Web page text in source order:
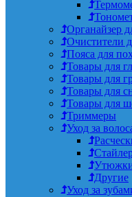
Органайзер
Очистители
Пояса для
Товары для
Товары для
Товары для
Товары для
Триммеры
Уход за
Другие
Уход за